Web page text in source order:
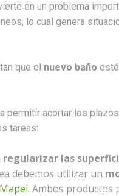
en un problema
lo cual genera
que el nuevo baño
permitir acortar los
tareas:
regularizar las
debemos utilizar un
Mapei. Ambos productos